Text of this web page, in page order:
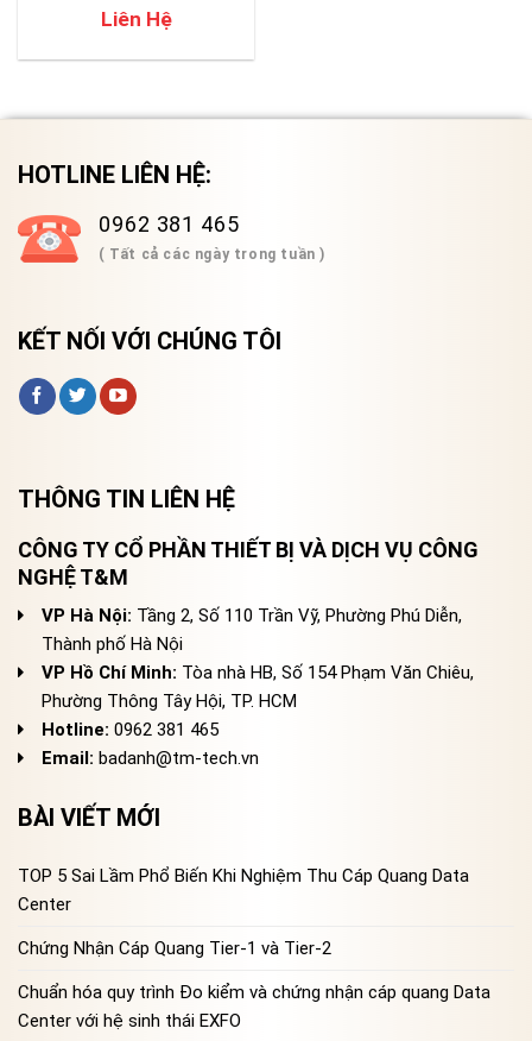
Liên Hệ
HOTLINE LIÊN HỆ:
0962 381 465
( Tất cả các ngày trong tuần )
KẾT NỐI VỚI CHÚNG TÔI
THÔNG TIN LIÊN HỆ
CÔNG TY CỔ PHẦN THIẾT BỊ VÀ DỊCH VỤ CÔNG
NGHỆ T&M
VP Hà Nội: Tầng 2, Số 110 Trần Vỹ, Phường Phú Diễn,
Thành phố Hà Nội
VP Hồ Chí Minh: Tòa nhà HB, Số 154 Phạm Văn Chiêu,
Phường Thông Tây Hội, TP. HCM
Hotline: 0962 381 465
Email: badanh@tm-tech.vn
BÀI VIẾT MỚI
TOP 5 Sai Lầm Phổ Biến Khi Nghiệm Thu Cáp Quang Data
Center
Chứng Nhận Cáp Quang Tier-1 và Tier-2
Chuẩn hóa quy trình Đo kiểm và chứng nhận cáp quang Data
Center với hệ sinh thái EXFO